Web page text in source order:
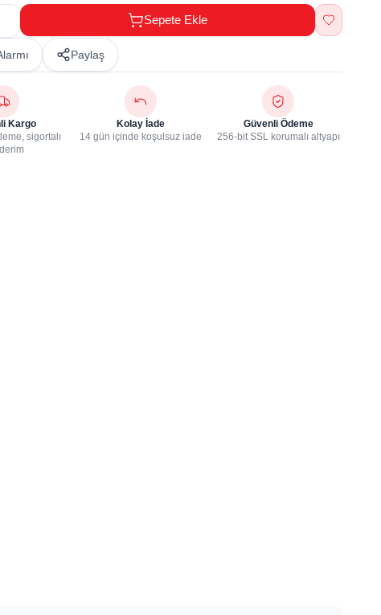
Sepete Ekle
Paylaş
Kargo
sigortalı
Kolay İade
14 gün içinde koşulsuz iade
Güvenli Ödeme
256-bit SSL korumalı altyapı